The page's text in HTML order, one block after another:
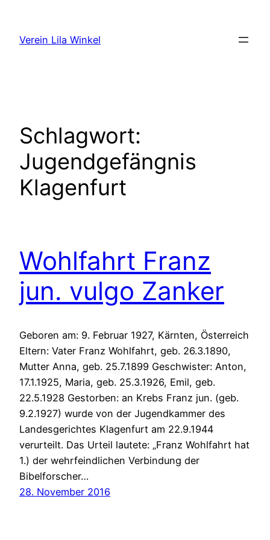
springen
Verein Lila Winkel
Schlagwort:
Jugendgefängnis
Klagenfurt
Wohlfahrt Franz
jun. vulgo Zanker
Geboren am: 9. Februar 1927, Kärnten, Österreich
Eltern: Vater Franz Wohlfahrt, geb. 26.3.1890,
Mutter Anna, geb. 25.7.1899 Geschwister: Anton,
17.1.1925, Maria, geb. 25.3.1926, Emil, geb.
22.5.1928 Gestorben: an Krebs Franz jun. (geb.
9.2.1927) wurde von der Jugendkammer des
Landesgerichtes Klagenfurt am 22.9.1944
verurteilt. Das Urteil lautete: „Franz Wohlfahrt hat
1.) der wehrfeindlichen Verbindung der
Bibelforscher…
28. November 2016